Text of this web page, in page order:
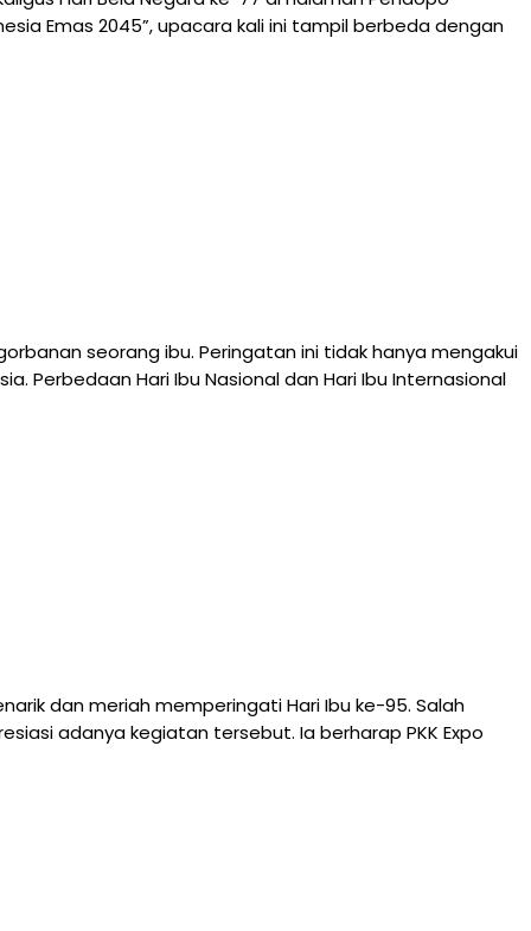
Emas 2045”, upacara kali ini tampil berbeda dengan
seorang ibu. Peringatan ini tidak hanya mengakui
Perbedaan Hari Ibu Nasional dan Hari Ibu Internasional
dan meriah memperingati Hari Ibu ke-95. Salah
adanya kegiatan tersebut. Ia berharap PKK Expo